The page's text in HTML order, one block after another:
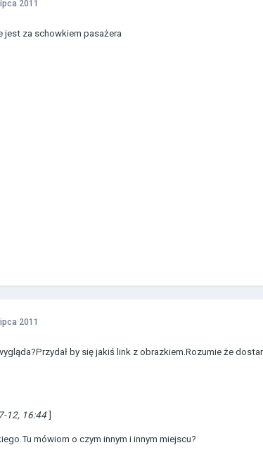
2011
jest za schowkiem pasażera
2011
by się jakiś link z obrazkiem.Rozumie że
12, 16:44]
mówiom o czym innym i innym miejscu?